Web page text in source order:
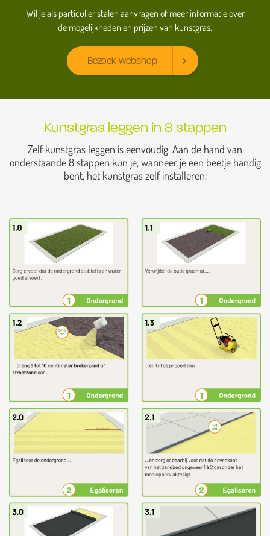
Wil je als particulier stalen aanvragen of meer informatie over
de mogelijkheden en prijzen van kunstgras.
Bezoek webshop
Kunstgras leggen in 8 stappen
Zelf kunstgras leggen is eenvoudig. Aan de hand van
onderstaande 8 stappen kun je, wanneer je een beetje handig
bent, het kunstgras zelf installeren.